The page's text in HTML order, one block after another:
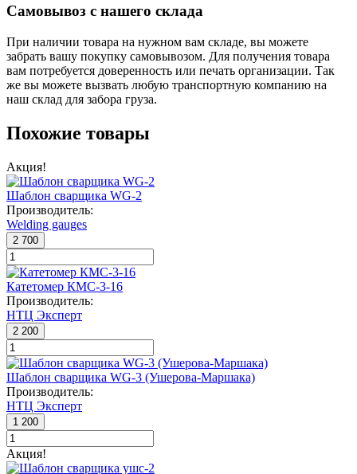
Самовывоз с нашего склада
При наличии товара на нужном вам складе, вы можете
забрать вашу покупку самовывозом. Для получения товара
вам потребуется доверенность или печать организации. Так
же вы можете вызвать любую транспортную компанию на
наш склад для забора груза.
Похожие товары
Акция!
Шаблон сварщика WG-2
Производитель:
Welding gauges
2 700
Катетомер КМС-3-16
Производитель:
НТЦ Эксперт
2 200
Шаблон сварщика WG-3 (Ушерова-Маршака)
Производитель:
НТЦ Эксперт
1 200
Акция!